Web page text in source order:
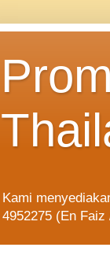
Kami
4952275 (En Faiz